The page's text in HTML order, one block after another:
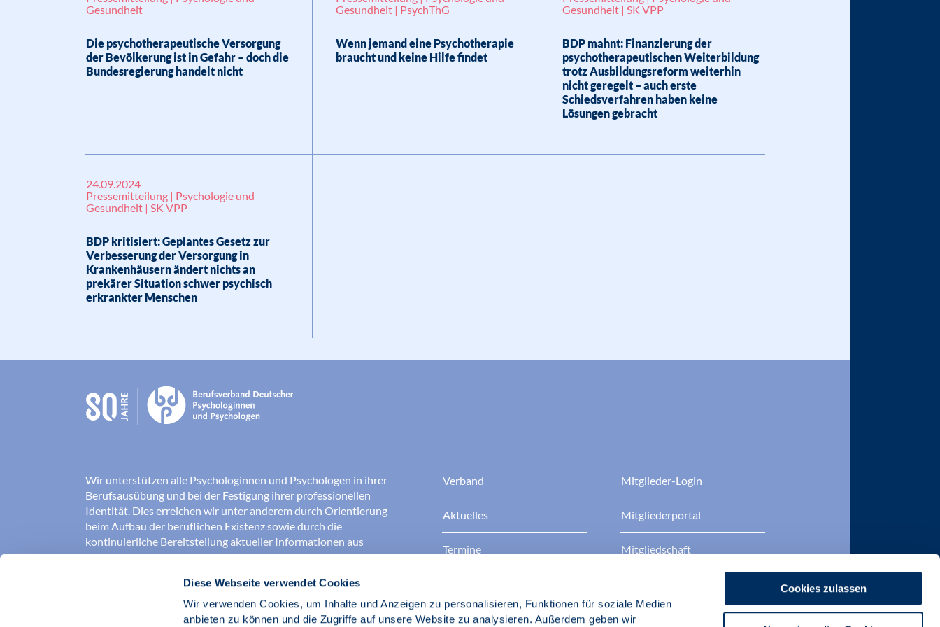
Diese Webseite verwendet Cookies
Wir verwenden Cookies, um Inhalte und Anzeigen zu personalisieren, Funktionen für soziale Medien
anbieten zu können und die Zugriffe auf unsere Website zu analysieren. Außerdem geben wir
Cookies zulassen
Gesundheit
Die psychotherapeutische Versorgung
der Bevölkerung ist in Gefahr – doch die
Bundesregierung handelt nicht
Gesundheit | PsychThG
Wenn jemand eine Psychotherapie
braucht und keine Hilfe findet
Gesundheit | SK VPP
BDP mahnt: Finanzierung der
psychotherapeutischen Weiterbildung
trotz Ausbildungsreform weiterhin
nicht geregelt – auch erste
Schiedsverfahren haben keine
Lösungen gebracht
24.09.2024
Pressemitteilung | Psychologie und
Gesundheit | SK VPP
BDP kritisiert: Geplantes Gesetz zur
Verbesserung der Versorgung in
Krankenhäusern ändert nichts an
prekärer Situation schwer psychisch
erkrankter Menschen
Wir unterstützen alle Psychologinnen und Psychologen in ihrer
Berufsausübung und bei der Festigung ihrer professionellen
Identität. Dies erreichen wir unter anderem durch Orientierung
beim Aufbau der beruflichen Existenz sowie durch die
kontinuierliche Bereitstellung aktueller Informationen aus
Wissenschaft und Praxis für den Berufsalltag.
Wir erschließen und sichern Berufsfelder und sorgen dafür, dass
Erkenntnisse der Psychologie kompetent und verantwortungsvoll
umgesetzt werden. Darüber hinaus stärken wir das Ansehen aller
Verband
Aktuelles
Termine
Berufsethik
Mitglieder-Login
Mitgliederportal
Mitgliedschaft
BDP Zertifizierungen